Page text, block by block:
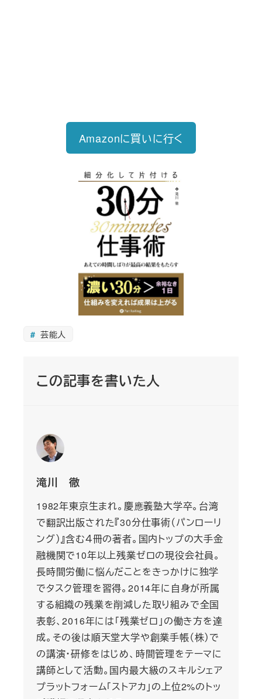
Amazonに買いに行く
芸能人
この記事を書いた人
滝川 徹
1982年東京生まれ。慶應義塾大学卒。台湾
で翻訳出版された『30分仕事術（パンローリ
ング）』含む４冊の著者。国内トップの大手金
融機関で10年以上残業ゼロの現役会社員。
長時間労働に悩んだことをきっかけに独学
でタスク管理を習得。2014年に自身が所属
する組織の残業を削減した取り組みで全国
表彰、2016年には「残業ゼロ」の働き方を達
成。その後は順天堂大学や創業手帳（株）で
の講演・研修をはじめ、時間管理をテーマに
講師として活動。国内最大級のスキルシェア
プラットフォーム「ストアカ」の上位2%のトッ